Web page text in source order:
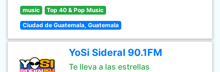
music Top 40 & Pop Music
Ciudad de Guatemala, Guatemala
YoSi Sideral 90.1FM
Te lleva a las estrellas